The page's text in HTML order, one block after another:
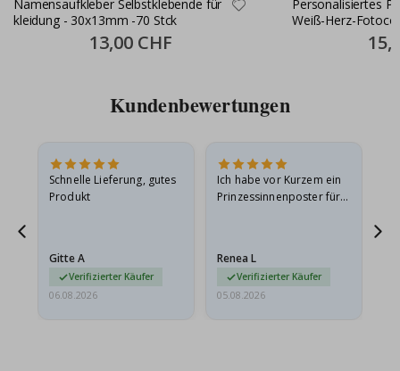
Namensaufkleber Selbstklebende für
kleidung - 30x13mm -70 Stck
Special
Price
13,00 CHF
Personalisiertes
Weiß-Herz-
Price
Kundenbewertungen
Schnelle Lieferung, gutes
Produkt
Gitte A
Verifizierter Käufer
06.08.2026
Ich habe vor Kurzem ein
Prinzessinnenposter für
beschädigt…
Renea L
Verifizierter Käufer
05.08.2026